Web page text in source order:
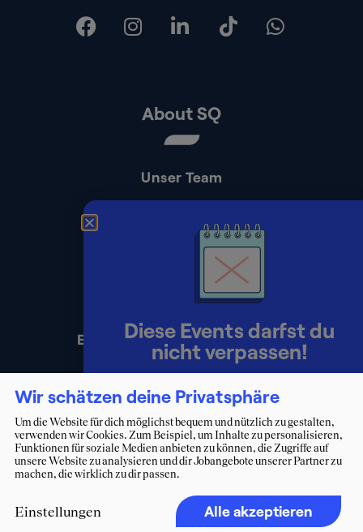
About SQ
Unser Team
Presse
Impressum
Datenschutz
Erklärung zur Barrierefreiheit
Wir schätzen deine Privatsphäre
Um die Website für dich möglichst bequem und nützlich zu gestalten,
verwenden wir Cookies. Zum Beispiel, um Inhalte zu personalisieren,
Funktionen für soziale Medien anbieten zu können, die Zugriffe auf
unsere Website zu analysieren und dir Jobangebote unserer Partner zu
machen, die wirklich zu dir passen.
Einstellungen Alle akzeptieren
Diese Events darfst du
nicht verpassen!
Lerne Berater:innen persönlich
kennen und starte deinen Weg ins
Consulting.
Zum Eventkalender